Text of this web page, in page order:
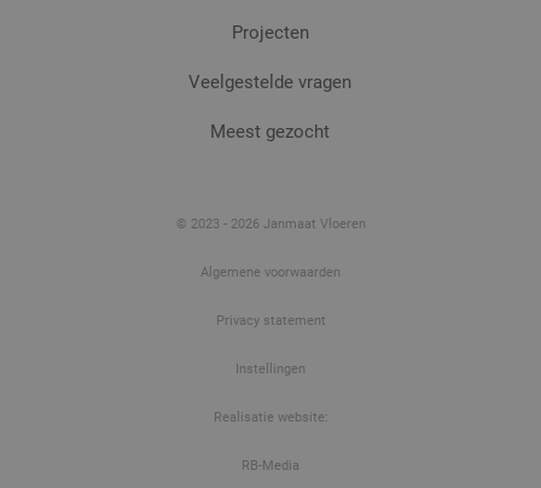
Projecten
Veelgestelde vragen
Meest gezocht
© 2023 - 2026 Janmaat Vloeren
Algemene voorwaarden
Privacy statement
Instellingen
Realisatie website:
RB-Media